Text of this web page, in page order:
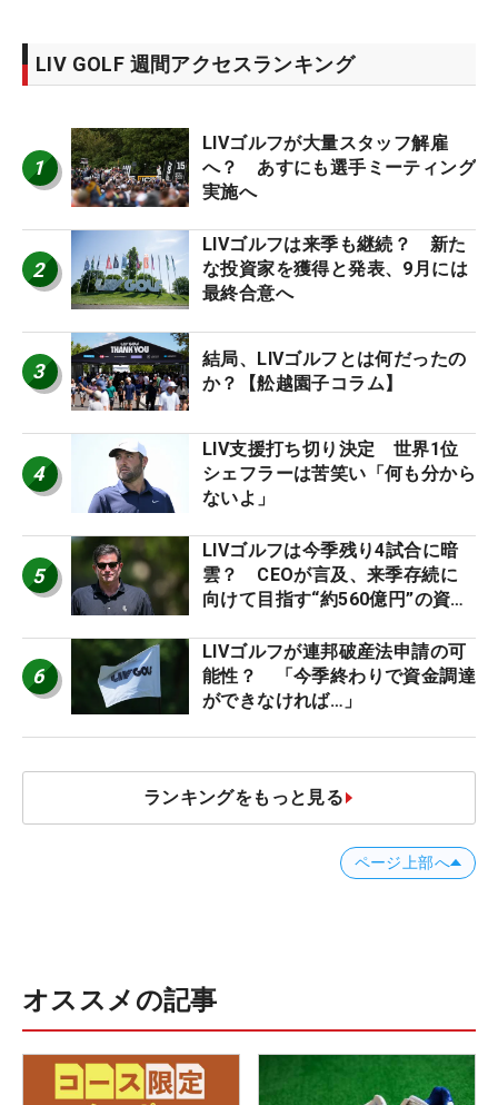
LIV GOLF 週間アクセスランキング
1
LIVゴルフが大量スタッフ解雇
へ？ あすにも選手ミーティング
実施へ
2
LIVゴルフは来季も継続？ 新た
な投資家を獲得と発表、9月には
最終合意へ
3
結局、LIVゴルフとは何だったの
か？【舩越園子コラム】
4
LIV支援打ち切り決定 世界1位
シェフラーは苦笑い「何も分から
ないよ」
5
LIVゴルフは今季残り4試合に暗
雲？ CEOが言及、来季存続に
向けて目指す“約560億円”の資金
6
LIVゴルフが連邦破産法申請の可
能性？ 「今季終わりで資金調達
ができなければ…」
ランキングをもっと見る
ページ上部へ
オススメの記事